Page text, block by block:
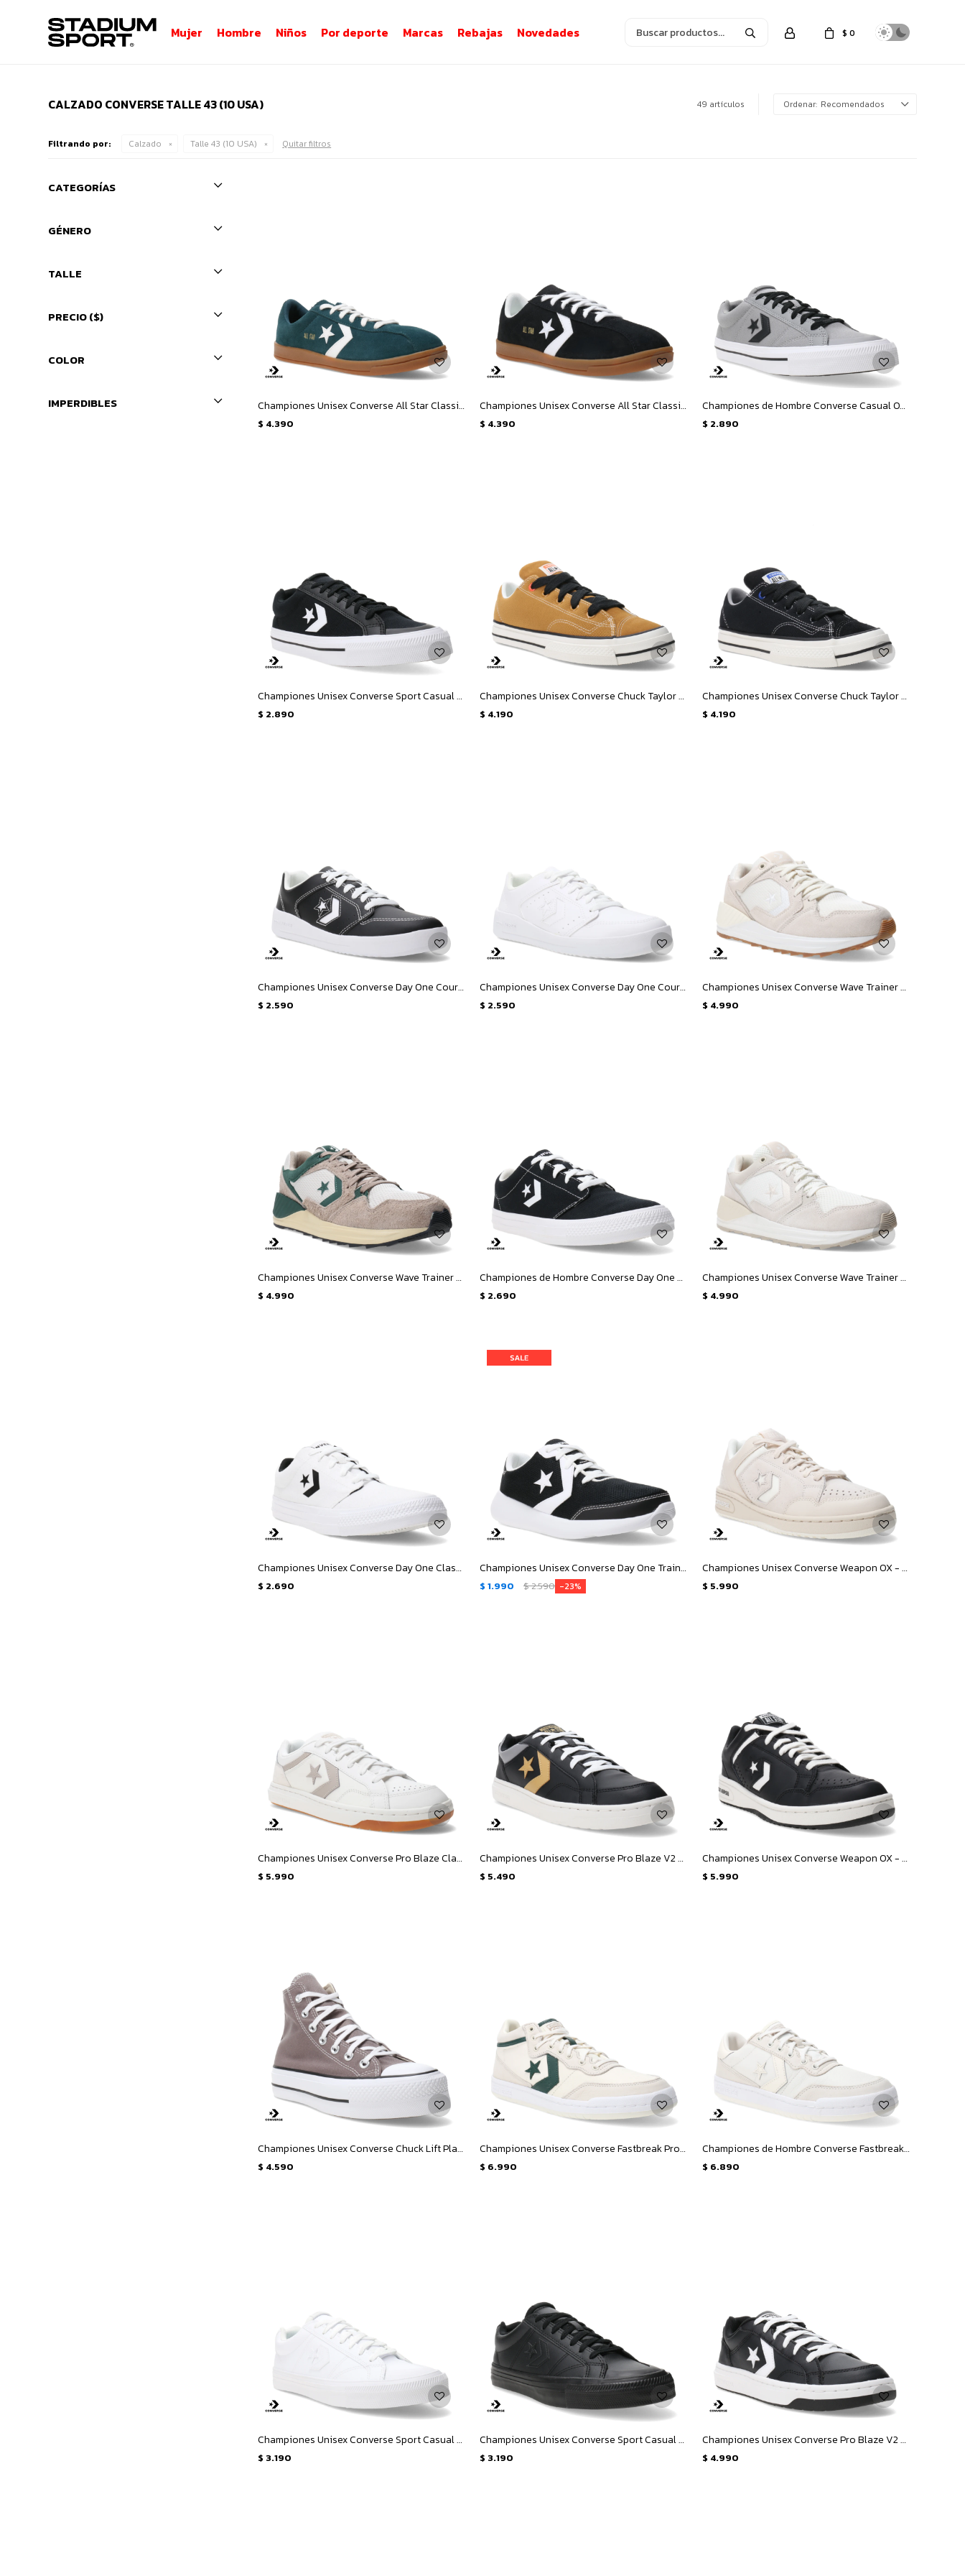
Mujer Hombre Niños Por deporte Marcas Rebajas Novedades $ 0
CALZADO CONVERSE TALLE 43 (10 USA) 49 artículos Recomendados
Filtrando por: Calzado Talle 43 (10 USA) Quitar filtros
Championes Unisex Converse All Star Classic Trainer Suede - Verde
$ 4.390
Championes Unisex Converse All Star Classic Trainer Suede - Negro
$ 4.390
Championes de Hombre Converse Casual OX Classic - Gris - Negro - Blanco
$ 2.890
Championes Unisex Converse Sport Casual OX - Negro - Blanco
$ 2.890
Championes Unisex Converse Chuck Taylor Puff - Marrón - Amarillo Mostaza
$ 4.190
Championes Unisex Converse Chuck Taylor Puff - Negro
$ 4.190
Championes Unisex Converse Day One Court Ox - Negro - Blanco
$ 2.590
Championes Unisex Converse Day One Court Ox - Blanco
$ 2.590
Championes Unisex Converse Wave Trainer OX - Beige Natural - Blanco
$ 4.990
Championes Unisex Converse Wave Trainer OX - Marrón Claro - Verde
$ 4.990
Championes de Hombre Converse Day One Classic OX - Negro - Blanco
$ 2.690
Championes Unisex Converse Wave Trainer OX - Blanco - Natural
$ 4.990
Championes Unisex Converse Day One Classic - Blanco - Negro
$ 2.690
Championes Unisex Converse Day One Trainer OX - Negro - Blanco
$ 1.990 $2.590 23
Championes Unisex Converse Weapon OX - Beige
$ 5.990
Championes Unisex Converse Pro Blaze Classic OX - Blanco - Caqui
$ 5.990
Championes Unisex Converse Pro Blaze V2 Luxe Sport - Negro - Dorado - Gris
$ 5.490
Championes Unisex Converse Weapon OX - Negro - Blanco
$ 5.990
Championes Unisex Converse Chuck Lift Platform - Gris - Blanco
$ 4.590
Championes Unisex Converse Fastbreak Pro - Beige - Verde - Blanco
$ 6.990
Championes de Hombre Converse Fastbreak Pro OX - Blanco - Beige
$ 6.890
Championes Unisex Converse Sport Casual OX - Blanco
$ 3.190
Championes Unisex Converse Sport Casual OX - Negro
$ 3.190
Championes Unisex Converse Pro Blaze V2 OX - Negro - Blanco
$ 4.990
CATEGORÍAS
GÉNERO
TALLE
PRECIO($)
COLOR
IMPERDIBLES